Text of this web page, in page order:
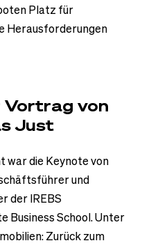
Platz für
Herausforderungen
Vortrag von
Just
war die Keynote von
und
der IREBS
Business School. Unter
Zurück zum